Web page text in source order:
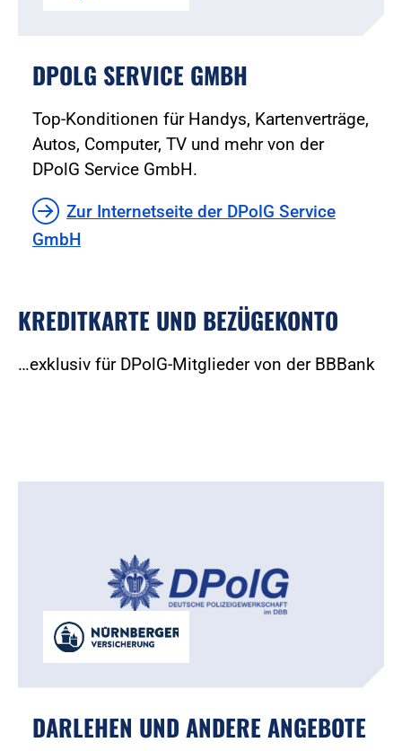
DPOLG SERVICE GMBH
Top-Konditionen für Handys, Kartenverträge,
Autos, Computer, TV und mehr von der
DPolG Service GmbH.
Zur Internetseite der DPolG Service
GmbH
KREDITKARTE UND BEZÜGEKONTO
…exklusiv für DPolG-Mitglieder von der BBBank
DARLEHEN UND ANDERE ANGEBOTE